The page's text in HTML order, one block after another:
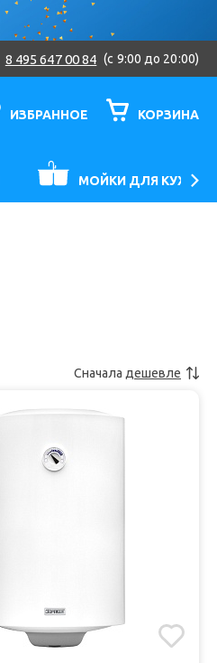
8 495 647 00 84 (c 9:00 до 20:00)
ИЗБРАННОЕ КОРЗИНА
МОЙКИ ДЛЯ КУХНИ
Сначала дешевле